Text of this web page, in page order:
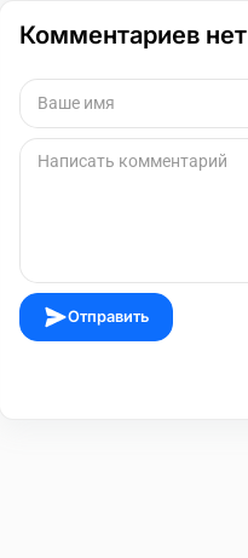
Комментариев нет
Отправить